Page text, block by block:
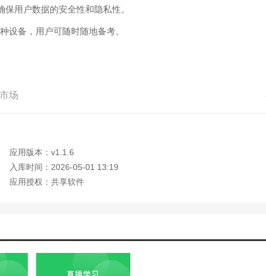
用户数据的安全性和隐私性。
设备，用户可随时随地备考。
场
应用版本：v1.1.6
入库时间：2026-05-01 13:19
应用授权：共享软件